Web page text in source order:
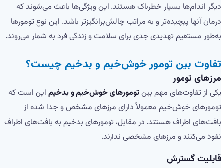
دیگر اندام‌ها بسیار خطرناک هستند. این ویژگی‌ها باعث می‌شوند که
درمان آنها پیچیده‌تر و به مراتب چالش‌برانگیزتر باشد. این نوع تومورها
به‌طور مستقیم تهدیدی جدی برای سلامت و زندگی فرد به شمار می‌روند.
تفاوت بین تومور خوش‌خیم و بدخیم چیست؟
مرزهای تومور
یکی از تفاوت‌های مهم بینتومورهای خوش‌خیم و بدخیم این است که
تومورهای خوش‌خیم معمولاً دارای مرزهای مشخص و جدا شده از
بافت‌های اطراف هستند. در مقابل، تومورهای بدخیم به بافت‌های اطراف
نفوذ می‌کنند و مرزهای مشخصی ندارند.
قابلیت گسترش